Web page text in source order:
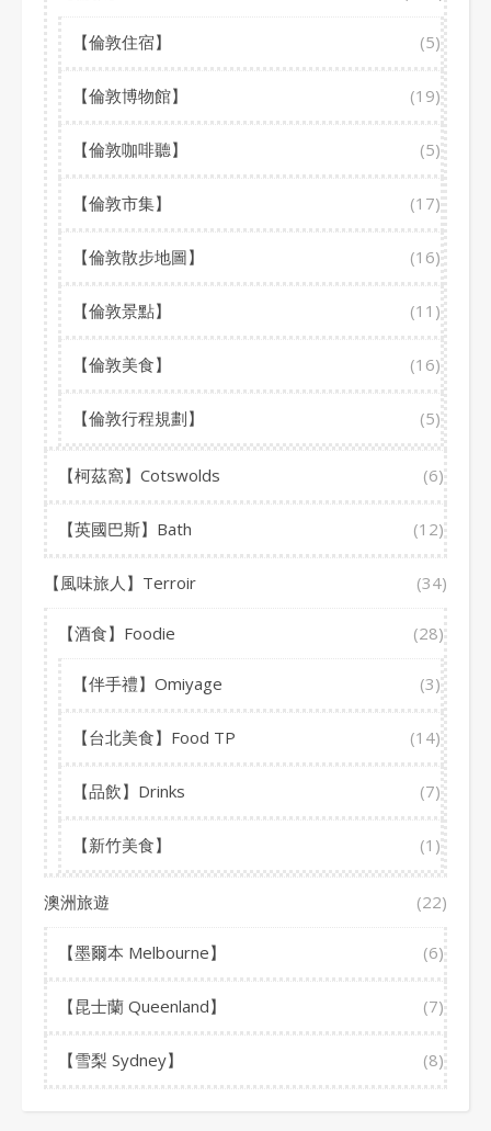
【倫敦住宿】 (5)
【倫敦博物館】 (19)
【倫敦咖啡聽】 (5)
【倫敦市集】 (17)
【倫敦散步地圖】 (16)
【倫敦景點】 (11)
【倫敦美食】 (16)
【倫敦行程規劃】 (5)
【柯茲窩】Cotswolds (6)
【英國巴斯】Bath (12)
【風味旅人】Terroir (34)
【酒食】Foodie (28)
【伴手禮】Omiyage (3)
【台北美食】Food TP (14)
【品飲】Drinks (7)
【新竹美食】 (1)
澳洲旅遊 (22)
【墨爾本 Melbourne】 (6)
【昆士蘭 Queenland】 (7)
【雪梨 Sydney】 (8)